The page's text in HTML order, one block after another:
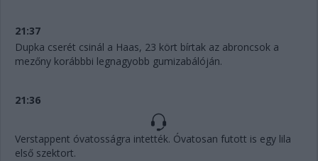
21:37
Dupka cserét csinál a Haas, 23 kört bírtak az abroncsok a
mezőny korábbbi legnagyobb gumizabálóján.
21:36
Verstappent óvatosságra intették. Óvatosan futott is egy lila
első szektort.